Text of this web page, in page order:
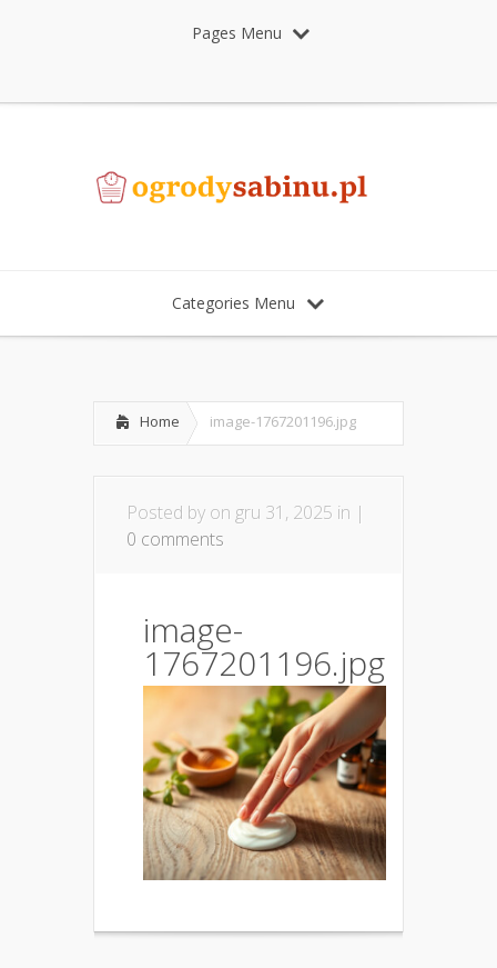
Pages Menu
Categories Menu
Home image-1767201196.jpg
Posted by on gru 31, 2025 in |
0 comments
image-
1767201196.jpg